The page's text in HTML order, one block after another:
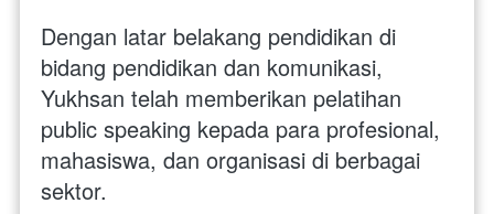
Dengan latar belakang pendidikan di
bidang pendidikan dan komunikasi,
Yukhsan telah memberikan pelatihan
public speaking kepada para profesional,
mahasiswa, dan organisasi di berbagai
sektor.